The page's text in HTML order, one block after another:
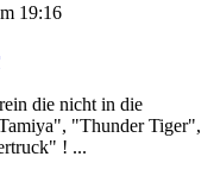
19:16
die nicht in die
"Thunder Tiger",
! ...